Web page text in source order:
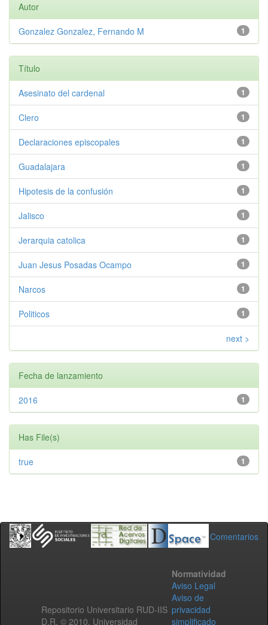
Autor
1
Gonzalez Gonzalez, Fernando M
Título
1
Asesinato del cardenal
1
Clero
1
Declaraciones episcopales
1
Guadalajara
1
Hipotesis de la confusión
1
Jalisco
1
Jerarquia catolica
1
Juan Jesus Posadas Ocampo
1
Narcos
1
Politicos
next >
Fecha de lanzamiento
1
2016
Has File(s)
1
true
Comentarios
Repositorio Universitario RUD-IIS
D.R. © 2010. Universidad
Normatividad
Aviso Legal
Aviso de
privacidad
simplificado